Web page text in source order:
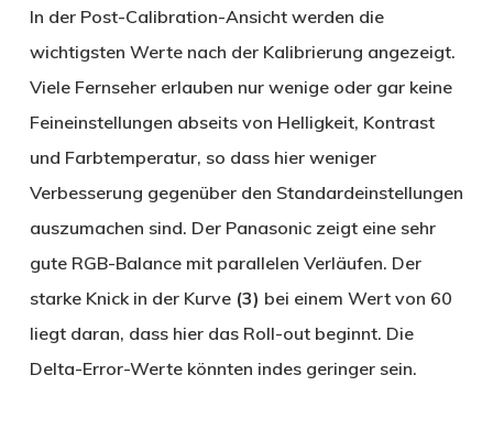
In der Post-Calibration-Ansicht werden die
wichtigsten Werte nach der Kalibrierung angezeigt.
Viele Fernseher erlauben nur wenige oder gar keine
Feineinstellungen abseits von Helligkeit, Kontrast
und Farbtemperatur, so dass hier weniger
Verbesserung gegenüber den Standardeinstellungen
auszumachen sind. Der Panasonic zeigt eine sehr
gute RGB-Balance mit parallelen Verläufen. Der
starke Knick in der Kurve (3) bei einem Wert von 60
liegt daran, dass hier das Roll-out beginnt. Die
Delta-Error-Werte könnten indes geringer sein.